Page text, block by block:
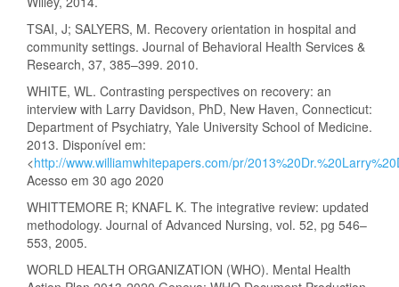
TSAI, J; SALYERS, M. Recovery orientation in hospital and
community settings. Journal of Behavioral Health Services &
Research, 37, 385–399. 2010.
WHITE, WL. Contrasting perspectives on recovery: an
interview with Larry Davidson, PhD, New Haven, Connecticut:
Department of Psychiatry, Yale University School of Medicine.
2013. Disponível em:
<http://www.williamwhitepapers.com/pr/
Acesso em 30 ago 2020
WHITTEMORE R; KNAFL K. The integrative review: updated
methodology. Journal of Advanced Nursing, vol. 52, pg 546–
553, 2005.
WORLD HEALTH ORGANIZATION (WHO). Mental Health